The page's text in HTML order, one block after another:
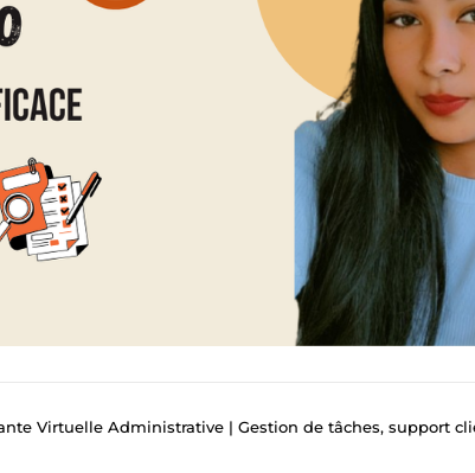
Virtuelle Administrative | Gestion de tâches, support client, prise en